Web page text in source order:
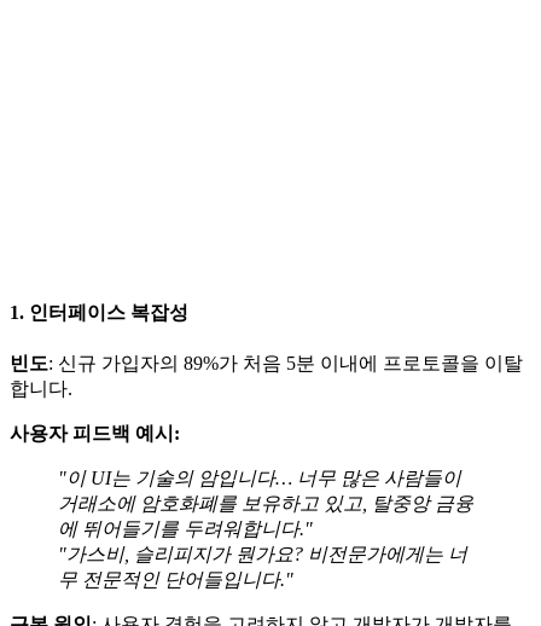
1. 인터페이스 복잡성
빈도: 신규 가입자의 89%가 처음 5분 이내에 프로토콜을 이탈
합니다.
사용자 피드백 예시:
"이 UI는 기술의 암입니다… 너무 많은 사람들이
거래소에 암호화폐를 보유하고 있고, 탈중앙 금융
에 뛰어들기를 두려워합니다."
"가스비, 슬리피지가 뭔가요? 비전문가에게는 너
무 전문적인 단어들입니다."